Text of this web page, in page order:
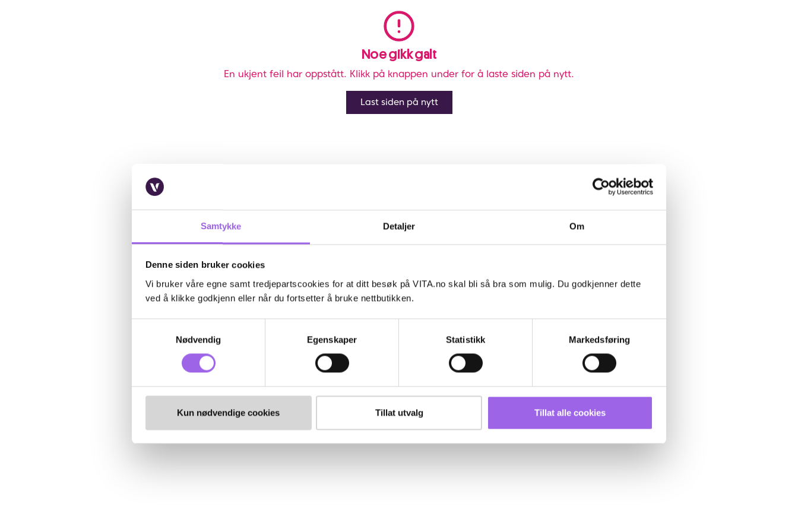
Samtykke Detaljer Om
Denne siden bruker cookies
Vi bruker våre egne samt tredjepartscookies for at ditt besøk på VITA.no skal bli så bra som mulig. Du godkjenner dette
ved å klikke godkjenn eller når du fortsetter å bruke nettbutikken.
Nødvendig
Egenskaper Statistikk Markedsføring
Kun nødvendige cookies Tillat utvalg Tillat alle cookies
Noe gikk galt
En ukjent feil har oppstått. Klikk på knappen under for å laste siden på nytt.
Last siden på nytt